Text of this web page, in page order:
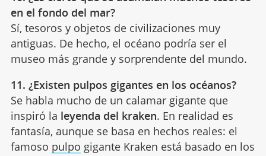
en el fondo del mar?
Sí, tesoros y objetos de civilizaciones muy
antiguas. De hecho, el océano podría ser el
museo más grande y sorprendente del mundo.
11. ¿Existen pulpos gigantes en los océanos?
Se habla mucho de un calamar gigante que
inspiró la leyenda del kraken. En realidad es
fantasía, aunque se basa en hechos reales: el
famoso pulpo gigante Kraken está basado en los